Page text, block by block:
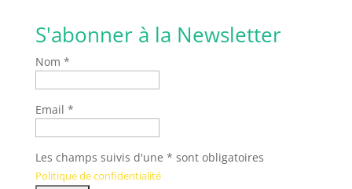
S'abonner à la Newsletter
Nom *
Email *
Les champs suivis d'une * sont obligatoires
Politique de confidentialité